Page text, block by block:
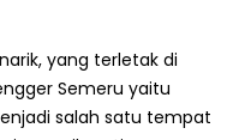
yang terletak di
Semeru yaitu
salah satu tempat